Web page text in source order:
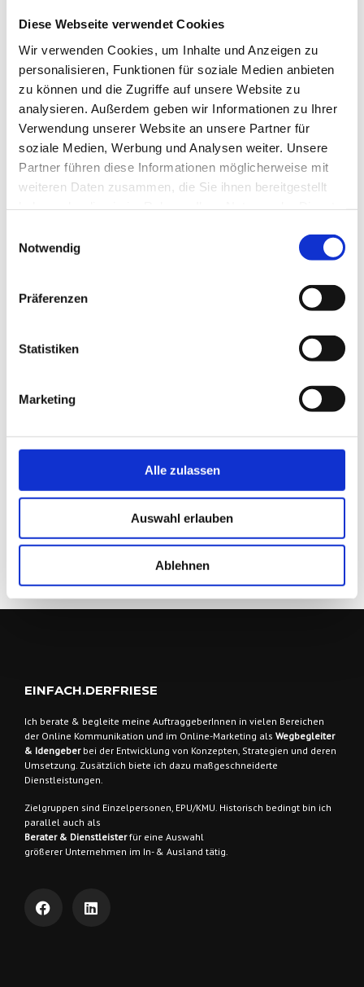
Diese Webseite verwendet Cookies
Wir verwenden Cookies, um Inhalte und Anzeigen zu
personalisieren, Funktionen für soziale Medien anbieten
zu können und die Zugriffe auf unsere Website zu
analysieren. Außerdem geben wir Informationen zu Ihrer
Verwendung unserer Website an unsere Partner für
soziale Medien, Werbung und Analysen weiter. Unsere
Partner führen diese Informationen möglicherweise mit
weiteren Daten zusammen, die Sie ihnen bereitgestellt
Notwendig
Präferenzen
Statistiken
Marketing
Alle zulassen
Auswahl erlauben
Ablehnen
Email
Save my name, email, and website in this
EINFACH.DERFRIESE
Ich berate & begleite meine AuftraggeberInnen in vielen Bereichen
der Online Kommunikation und im Online-Marketing als Wegbegleiter
& Idengeber bei der Entwicklung von Konzepten, Strategien und deren
Umsetzung. Zusätzlich biete ich dazu maßgeschneiderte
Dienstleistungen.
Zielgruppen sind Einzelpersonen, EPU/KMU. Historisch bedingt bin ich
parallel auch als
Berater & Dienstleisterfür eine Auswahl
größerer Unternehmen im In- & Ausland tätig.